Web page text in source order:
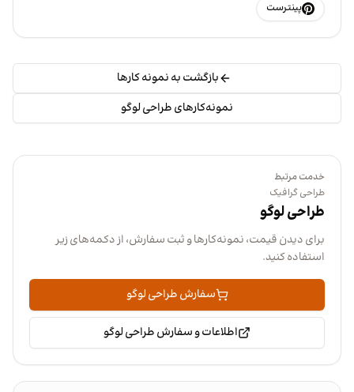
پینترست
بازگشت به نمونه کارها
نمونه‌کارهای طراحی لوگو
خدمت مرتبط
طراحی گرافیک
طراحی لوگو
برای دیدن قیمت، نمونه‌کارها و ثبت سفارش، از دکمه‌های زیر
استفاده کنید.
سفارش طراحی لوگو
اطلاعات و سفارش طراحی لوگو